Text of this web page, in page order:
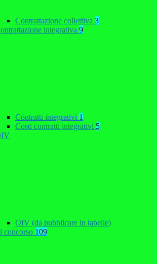
Contrattazione collettiva 3
integrativa 9
Contratti integrativi 1
Costi contratti integrativi 5
OIV (da pubblicare in tabelle)
concorso 109